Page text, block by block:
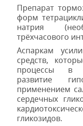
Препарат
форм
натрия
трёхчасового
Аспаркам
средств,
процессы в
развитие
применением
сердечных
гликозидов.